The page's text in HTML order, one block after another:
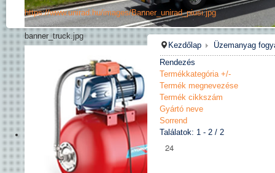
banner_truck.jpg
https://www.unirad.hu/images/Banner_unirad_piusi.jpg
Kezdőlap
Üzemanyag
Rendezés
Termékkategória +/-
Termék megnevezése
Termék cikkszám
Gyártó neve
Sorrend
Találatok: 1 - 2 / 2